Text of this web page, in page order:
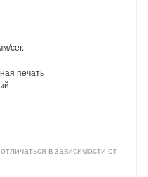
сек
печать
в зависимости от